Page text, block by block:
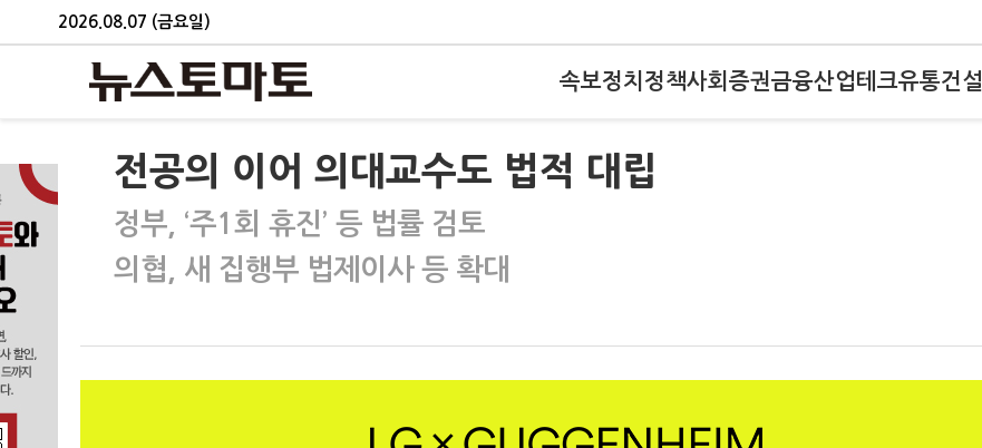
2026.08.07 (금요일)
속보정치 정책사회 증권금융산업테크유통건설
전공의 이어 의대교수도 법적 대립
정부, ‘주1회 휴진’ 등 법률 검토
의협, 새 집행부 법제이사 등 확대